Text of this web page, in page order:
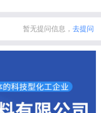
暂无提问信息， 去提问